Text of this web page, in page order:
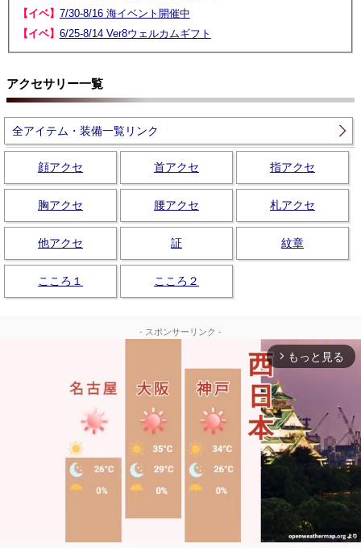
【イベ】 7/30-8/16 海イベント開催中
【イベ】 6/25-8/14 Ver8ウェルカムギフト
アクセサリー一覧
全アイテム・装備一覧リンク
顔アクセ 首アクセ 指アクセ
胸アクセ 腰アクセ 札アクセ
他アクセ 証 紋章
こころ１ こころ２
- スポンサーリンク -
arrow_forward_ios もっと見る